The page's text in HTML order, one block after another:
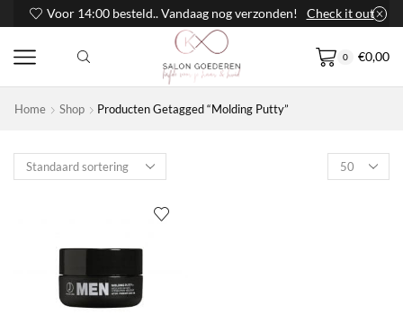
Voor 14:00 besteld.. Vandaag nog verzonden! Check it out
0 €0,00
Home Shop Producten Getagged “Molding Putty”
Products
per